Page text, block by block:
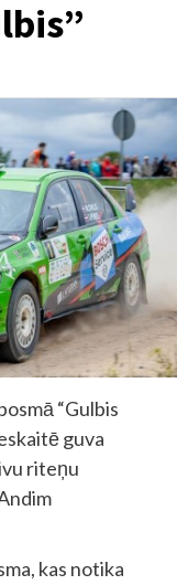
“Gulbis
guva
riteņu
kas notika